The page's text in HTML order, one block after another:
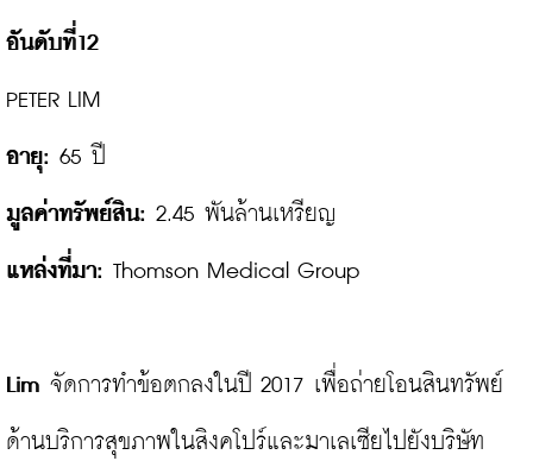
อันดับที่12
อายุ:
มูลค่าทรัพย์สิน:
แหล่งที่มา: Thomson Medical Group
Lim จัดการทำข้อตกลงในปี 2017 เพื่อถ่ายโอนสินทรัพย์
ด้านบริการสุขภาพในสิงคโปร์และมาเลเซียไปยังบริษัท